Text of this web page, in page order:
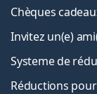
Chèques
Invitez un(e)
Systeme de
Réductions